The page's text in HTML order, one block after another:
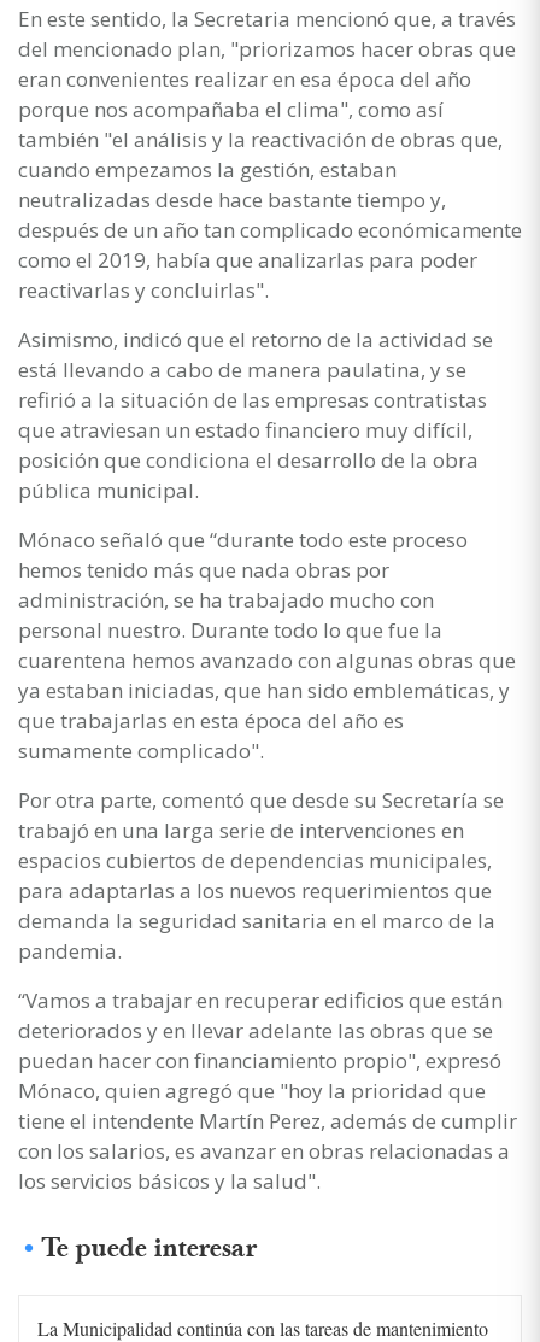
En este sentido, la Secretaria mencionó que, a través
del mencionado plan, "priorizamos hacer obras que
eran convenientes realizar en esa época del año
porque nos acompañaba el clima", como así
también "el análisis y la reactivación de obras que,
cuando empezamos la gestión, estaban
neutralizadas desde hace bastante tiempo y,
después de un año tan complicado económicamente
como el 2019, había que analizarlas para poder
reactivarlas y concluirlas".
Asimismo, indicó que el retorno de la actividad se
está llevando a cabo de manera paulatina, y se
refirió a la situación de las empresas contratistas
que atraviesan un estado financiero muy difícil,
posición que condiciona el desarrollo de la obra
pública municipal.
Mónaco señaló que “durante todo este proceso
hemos tenido más que nada obras por
administración, se ha trabajado mucho con
personal nuestro. Durante todo lo que fue la
cuarentena hemos avanzado con algunas obras que
ya estaban iniciadas, que han sido emblemáticas, y
que trabajarlas en esta época del año es
sumamente complicado".
Por otra parte, comentó que desde su Secretaría se
trabajó en una larga serie de intervenciones en
espacios cubiertos de dependencias municipales,
para adaptarlas a los nuevos requerimientos que
demanda la seguridad sanitaria en el marco de la
pandemia.
“Vamos a trabajar en recuperar edificios que están
deteriorados y en llevar adelante las obras que se
puedan hacer con financiamiento propio", expresó
Mónaco, quien agregó que "hoy la prioridad que
tiene el intendente Martín Perez, además de cumplir
con los salarios, es avanzar en obras relacionadas a
los servicios básicos y la salud".
Te puede interesar
La Municipalidad continúa con las tareas de mantenimiento